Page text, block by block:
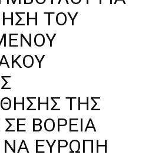
ΤΟΥ
ΤΗΣ
ΒΟΡΕΙΑ
ΝΑ ΕΥΡΩΠΗ